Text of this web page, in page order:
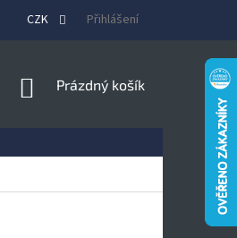
CZK Přihlášení
NÁKUPNÍ
Prázdný košík